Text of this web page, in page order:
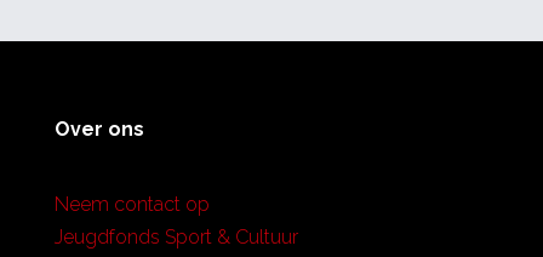
Over ons
Neem contact op
Jeugdfonds Sport & Cultuur